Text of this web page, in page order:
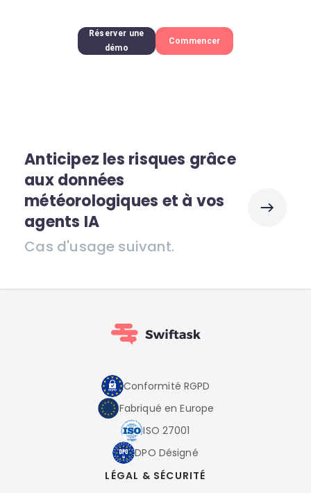
Réserver une
démo
Commencer
Anticipez les risques grâce
aux données
météorologiques et à vos
agents IA
Cas d'usage suivant.
Conformité RGPD
Fabriqué en Europe
ISO 27001
DPO Désigné
LÉGAL & SÉCURITÉ